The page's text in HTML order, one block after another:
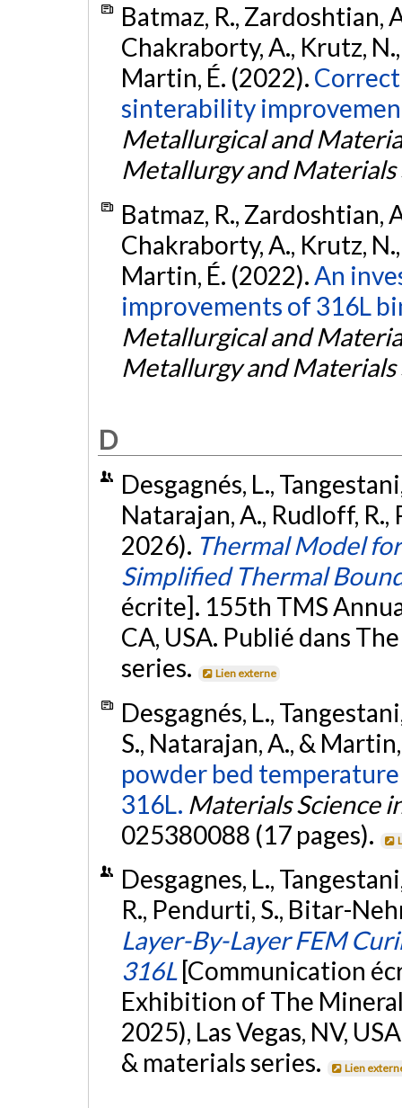
Batmaz, R., Zardoshtian,
Chakraborty, A., Krutz,
Martin, É. (2022).
sinterability
Metallurgical and
Metallurgy and Materials
Batmaz, R., Zardoshtian,
Chakraborty, A., Krutz,
Martin, É. (2022). An
improvements of 316L
Metallurgical and
Metallurgy and Materials
D
Desgagnés, L.,
Natarajan, A., Rudloff,
2026). Thermal Model
Simplified Thermal
écrite]. 155th TMS
CA, USA. Publié dans
series.
Lien externe
Desgagnés, L.,
S., Natarajan, A., &
powder bed
316L. Materials Science
025380088 (17 pages).
Desgagnes, L.,
R., Pendurti, S., Bitar-
Layer-By-Layer FEM
316L [Communication
Exhibition of The
2025), Las Vegas, NV,
& materials series.
Lien